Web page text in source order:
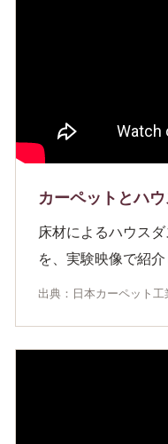
カーペットとハ
床材によるハウス
を、実験映像で紹介
出典：日本カーペット工